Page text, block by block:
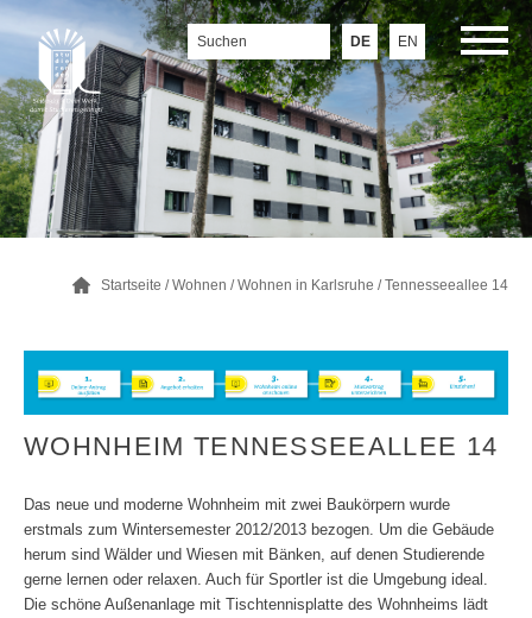
DE EN
Startseite /Wohnen /Wohnen in Karlsruhe /Tennesseeallee 14
WOHNHEIM TENNESSEEALLEE 14
Das neue und moderne Wohnheim mit zwei Baukörpern wurde
erstmals zum Wintersemester 2012/2013 bezogen. Um die Gebäude
herum sind Wälder und Wiesen mit Bänken, auf denen Studierende
gerne lernen oder relaxen. Auch für Sportler ist die Umgebung ideal.
Die schöne Außenanlage mit Tischtennisplatte des Wohnheims lädt